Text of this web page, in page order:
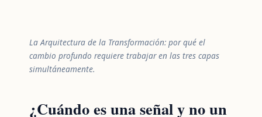
La Arquitectura de la Transformación: por qué el
cambio profundo requiere trabajar en las tres capas
simultáneamente.
¿Cuándo es una señal y no un